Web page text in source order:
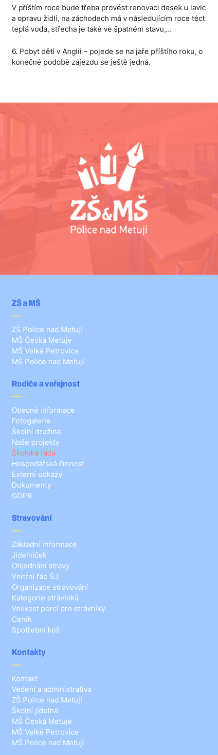
V příštím roce bude třeba provést renovaci desek u lavic
a opravu židlí, na záchodech má v následujícím roce téct
teplá voda, střecha je také ve špatném stavu,...
6. Pobyt dětí v Anglii – pojede se na jaře příštího roku, o
konečné podobě zájezdu se ještě jedná.
ZŠ a MŠ
ZŠ Police nad Metují
MŠ Česká Metuje
MŠ Velké Petrovice
MŠ Police nad Metují
Rodiče a veřejnost
Obecné informace
Fotogalerie
Školní družina
Naše projekty
Školská rada
Hospodářská činnost
Externí odkazy
Dokumenty
GDPR
Stravování
Základní informace
Jídelníček
Objednání stravy
Vnitřní řád ŠJ
Organizace stravování
Kategorie strávníků
Velikost porcí pro strávníky
Ceník
Spotřební koš
Kontakty
Kontakt
Vedení a administrativa
ZŠ Police nad Metují
Školní jídelna
MŠ Česká Metuje
MŠ Velké Petrovice
MŠ Police nad Metují